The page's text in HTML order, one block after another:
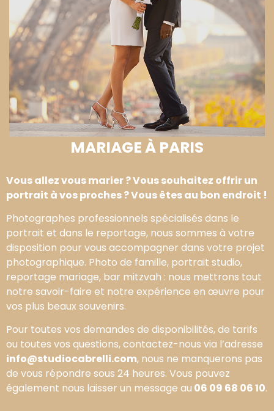
MARIAGE À PARIS
Vous allez vous marier ? Vous souhaitez offrir un
portrait à vos proches ? Vous êtes au bon endroit !
Photographes professionnels spécialisés dans le
portrait et dans le reportage, nous sommes à votre
disposition pour vous accompagner dans votre projet
photographique. Photo de famille, portrait studio,
reportage mariage, bar mitzvah : nous mettrons tout
notre savoir-faire et notre expérience en œuvre pour
vos plus beaux souvenirs.
Pour toutes vos demandes de disponibilités, de tarifs
ou toutes vos questions, contactez-nous via l’adresse
info@studiocabrelli.com, nous ne manquerons pas
de vous répondre sous 24 heures. Vous pouvez
également nous laisser un message au 06 09 68 06 10.